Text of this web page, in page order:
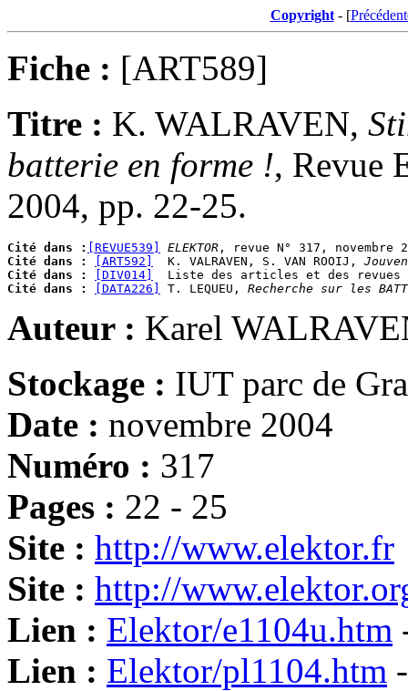
Copyright- [
Fiche : [ART589]
Titre : K. WALRAVEN,
batterie en forme !, Revue
2004, pp. 22-25.
Cité dans : [REVUE539]
ELEKTOR
Cité dans :
[ART592]
  K. VALRAVEN, S. VAN ROOIJ,
Cité dans :
[DIV014]
  Liste des articles et des revues
Cité dans :
[DATA226] T. LEQUEU, Recherche sur les
Auteur : Karel
Stockage : IUT parc de
Date : novembre 2004
Numéro : 317
Pages : 22 - 25
Site : http://www.elektor.fr
Site : http://
Lien : Elektor/e1104u.htm
Lien : Elektor/pl1104.htm